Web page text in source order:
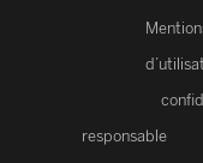
responsable